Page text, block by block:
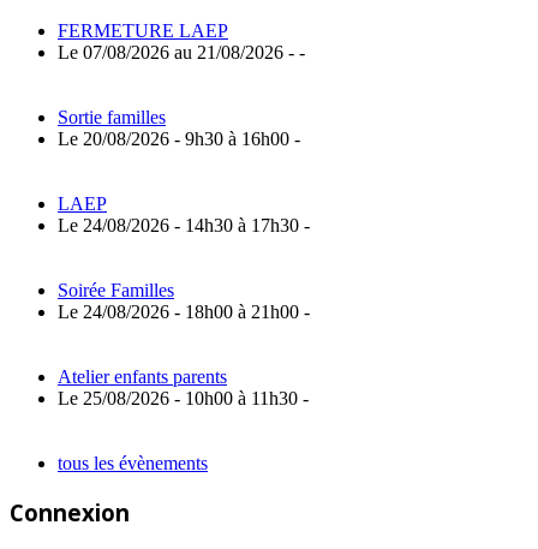
FERMETURE LAEP
Le 07/08/2026 au 21/08/2026 - -
Sortie familles
Le 20/08/2026 - 9h30 à 16h00 -
LAEP
Le 24/08/2026 - 14h30 à 17h30 -
Soirée Familles
Le 24/08/2026 - 18h00 à 21h00 -
Atelier enfants parents
Le 25/08/2026 - 10h00 à 11h30 -
tous les évènements
Connexion